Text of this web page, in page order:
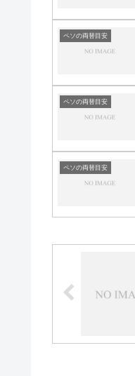
ペソの両替目安
ペソの両替目安
ペソの両替目安